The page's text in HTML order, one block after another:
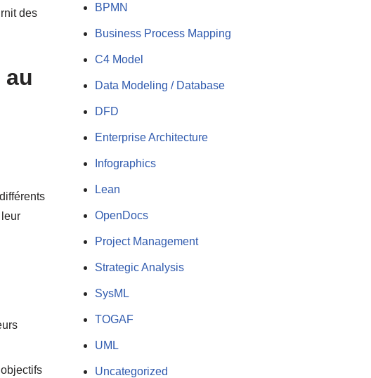
des
BPMN
Business Process Mapping
C4 Model
Data Modeling / Database
DFD
Enterprise Architecture
Infographics
Lean
OpenDocs
Project Management
Strategic Analysis
SysML
TOGAF
UML
Uncategorized